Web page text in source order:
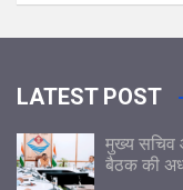
LATEST POST
मुख्य सचिव
बैठक की